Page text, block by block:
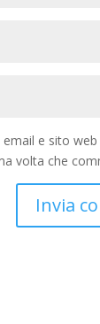
e sito
volta che